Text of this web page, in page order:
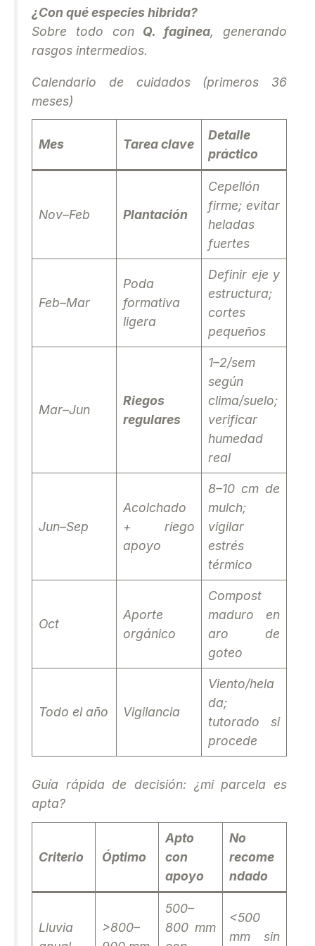
¿Con qué especies hibrida?
Sobre todo con Q. faginea, generando
rasgos intermedios.
Calendario de cuidados (primeros 36
meses)
Mes Tarea clave
Detalle
práctico
Nov–Feb Plantación
Cepellón
firme; evitar
heladas
fuertes
Feb–Mar
Poda
formativa
ligera
Definir eje y
estructura;
cortes
pequeños
Mar–Jun
Riegos
regulares
1–2/sem
según
clima/suelo;
verificar
humedad
real
Jun–Sep
Acolchado
+ riego
apoyo
8–10 cm de
mulch;
vigilar
estrés
térmico
Oct
Aporte
orgánico
Compost
maduro en
aro de
goteo
Todo el año Vigilancia
Viento/hela
da;
tutorado si
procede
Guía rápida de decisión: ¿mi parcela es
apta?
Criterio Óptimo
Apto
con
apoyo
No
recome
ndado
Lluvia
>800–
500–
800 mm
<500
mm sin